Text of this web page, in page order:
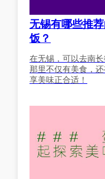
无锡有哪些推
饭？
在无锡，可以去南
那里不仅有美食，
享美味正合适！